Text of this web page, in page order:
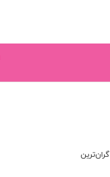
گران‌ترین